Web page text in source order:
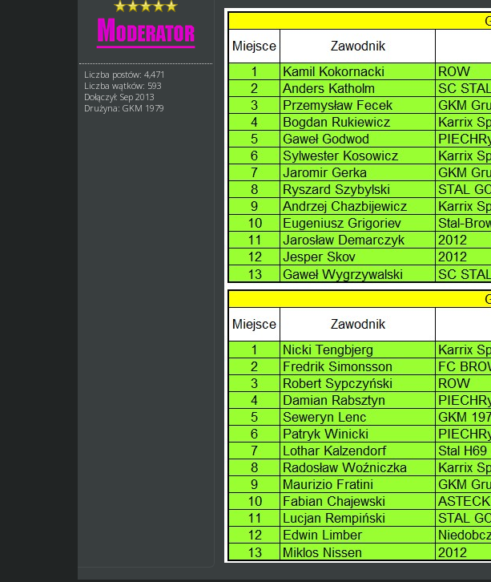
Liczba postów: 4,471
Liczba wątków: 593
Dołączył: Sep 2013
Drużyna: GKM 1979